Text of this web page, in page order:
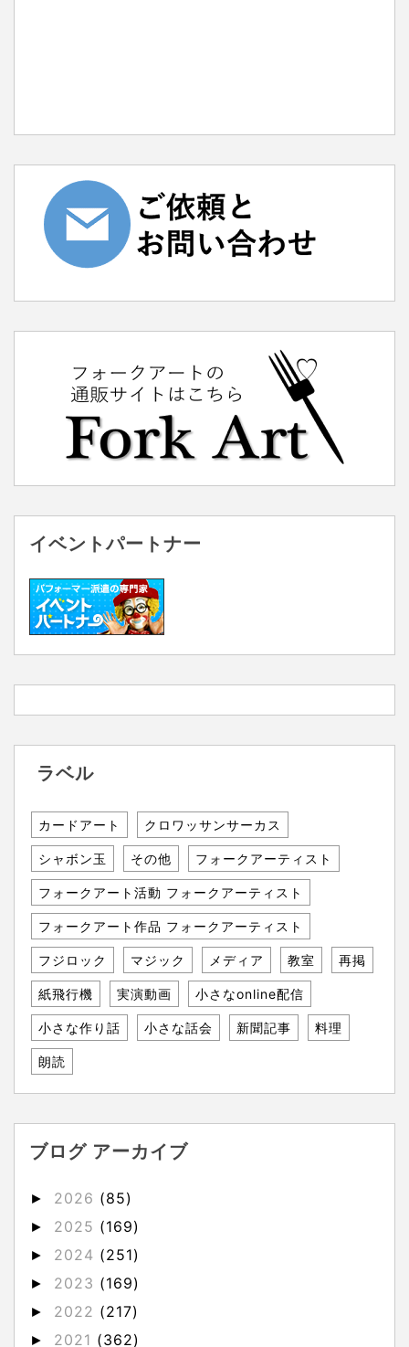
イベントパートナー
ラベル
カードアート クロワッサンサーカス
シャボン玉 その他 フォークアーティスト
フォークアート活動 フォークアーティスト
フォークアート作品 フォークアーティスト
フジロック マジック メディア 教室 再掲
紙飛行機 実演動画 小さなonline配信
小さな作り話 小さな話会 新聞記事 料理
朗読
ブログ アーカイブ
► 2026 (85)
► 2025 (169)
► 2024 (251)
► 2023 (169)
► 2022 (217)
► 2021 (362)